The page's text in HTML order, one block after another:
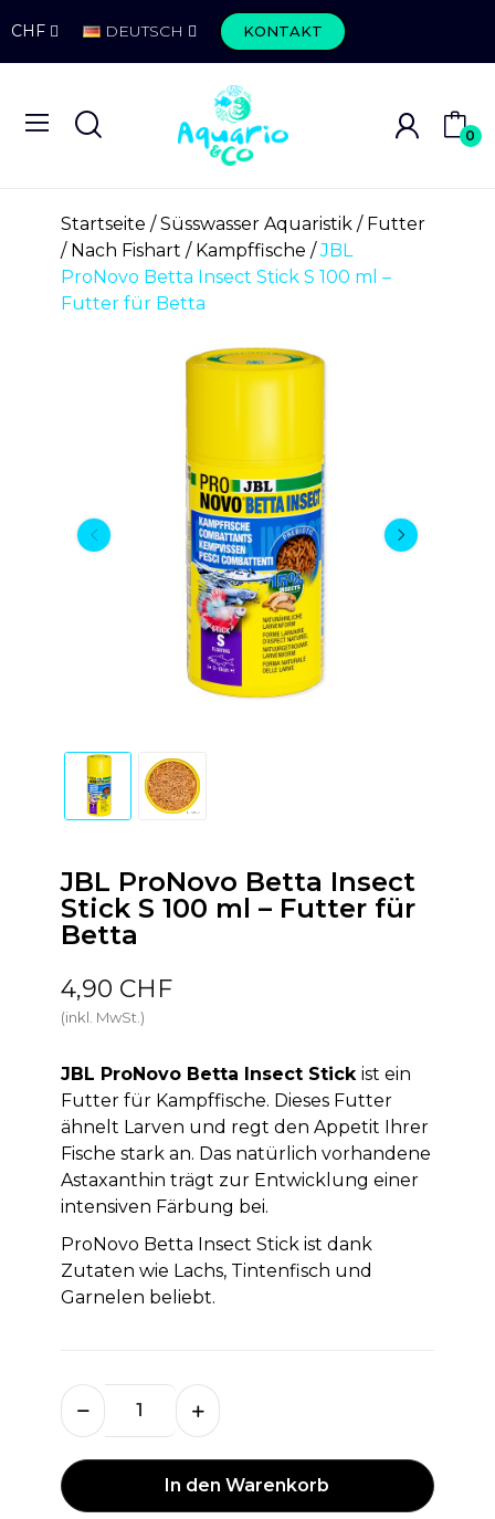
CHF DEUTSCH KONTAKT
0
Startseite Süsswasser Aquaristik
Futter
Nach Fishart
Kampffische
JBL
ProNovo Betta Insect Stick S 100 ml –
Futter für Betta
JBL ProNovo Betta Insect
Stick S 100 ml – Futter für
Betta
4,90 CHF
(inkl. MwSt.)
JBL ProNovo Betta Insect Stick ist ein
Futter für Kampffische. Dieses Futter
ähnelt Larven und regt den Appetit Ihrer
Fische stark an. Das natürlich vorhandene
Astaxanthin trägt zur Entwicklung einer
intensiven Färbung bei.
ProNovo Betta Insect Stick ist dank
Zutaten wie Lachs, Tintenfisch und
Garnelen beliebt.
In den Warenkorb